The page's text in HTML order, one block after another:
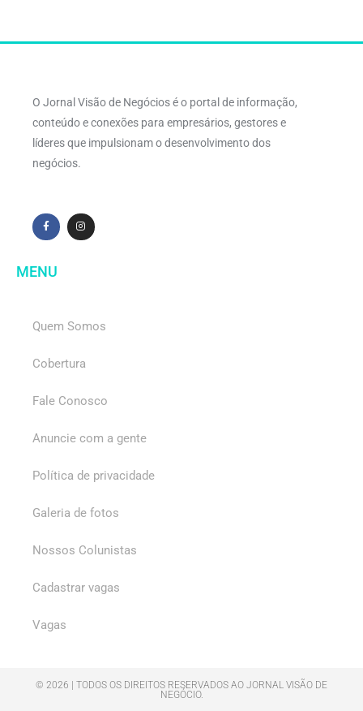
O Jornal Visão de Negócios é o portal de informação,
conteúdo e conexões para empresários, gestores e
líderes que impulsionam o desenvolvimento dos
negócios.
MENU
Quem Somos
Cobertura
Fale Conosco
Anuncie com a gente
Política de privacidade
Galeria de fotos
Nossos Colunistas
Cadastrar vagas
Vagas
© 2026 | TODOS OS DIREITOS RESERVADOS AO JORNAL VISÃO DE
NEGÓCIO.